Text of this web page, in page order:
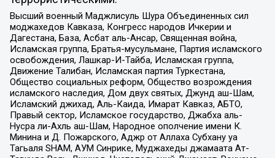
Высший военный Маджлисуль Шура Объединенных сил
моджахедов Кавказа, Конгресс народов Ичкерии и
Дагестана, База, Асбат аль-Ансар, Священная война,
Исламская группа, Братья-мусульмане, Партия исламского
освобождения, Лашкар-И-Тайба, Исламская группа,
Движение Талибан, Исламская партия Туркестана,
Общество социальных реформ, Общество возрождения
исламского наследия, Дом двух святых, Джунд аш-Шам,
Исламский джихад, Аль-Каида, Имарат Кавказ, АБТО,
Правый сектор, Исламское государство, Джабха аль-
Нусра ли-Ахль аш-Шам, Народное ополчение имени К.
Минина и Д. Пожарского, Аджр от Аллаха Субхану уа
Тагьаля SHAM, АУМ Синрике, Муджахеды джамаата Ат-